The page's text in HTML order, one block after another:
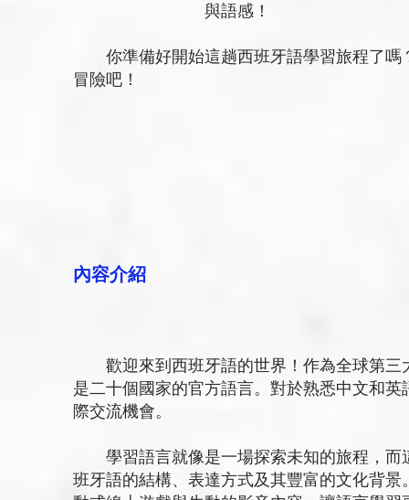
與語感！
你準備好開始這趟西班牙語學習旅程了嗎
冒險吧！
內容介紹
歡迎來到西班牙語的世界！作為全球第三
是二十個國家的官方語言。對於熟悉中文和
際交流機會。
學習語言就像是一場探索未知的旅程，而
班牙語的結構、表達方式及其豐富的文化背